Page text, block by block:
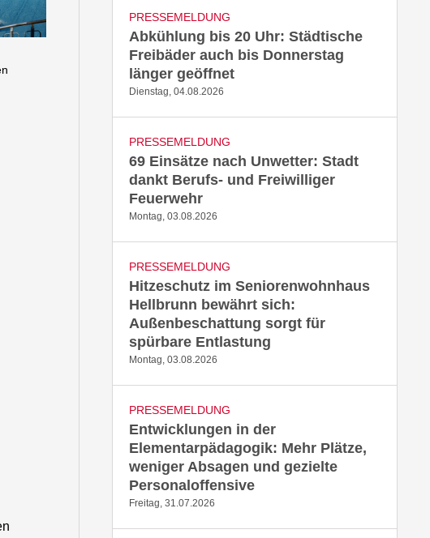
PRESSEMELDUNG
Abkühlung bis 20 Uhr: Städtische
Freibäder auch bis Donnerstag
länger geöffnet
Dienstag, 04.08.2026
PRESSEMELDUNG
69 Einsätze nach Unwetter: Stadt
dankt Berufs- und Freiwilliger
Feuerwehr
Montag, 03.08.2026
PRESSEMELDUNG
Hitzeschutz im Seniorenwohnhaus
Hellbrunn bewährt sich:
Außenbeschattung sorgt für
spürbare Entlastung
Montag, 03.08.2026
PRESSEMELDUNG
Entwicklungen in der
Elementarpädagogik: Mehr Plätze,
weniger Absagen und gezielte
Personaloffensive
Freitag, 31.07.2026